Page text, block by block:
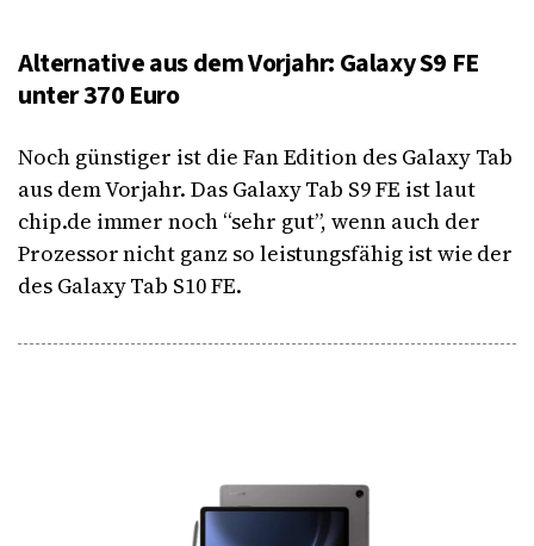
Alternative aus dem Vorjahr: Galaxy S9 FE
unter 370 Euro
Noch günstiger ist die Fan Edition des Galaxy Tab
aus dem Vorjahr. Das Galaxy Tab S9 FE ist laut
chip.de immer noch “sehr gut”, wenn auch der
Prozessor nicht ganz so leistungsfähig ist wie der
des Galaxy Tab S10 FE.